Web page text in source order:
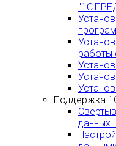
работы
Поддержка
данных